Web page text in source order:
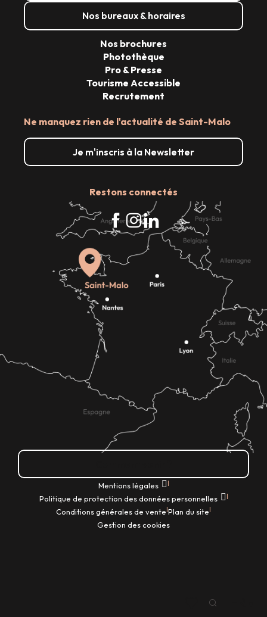
Nos bureaux & horaires
Ne manquez rien de l'actualité de Saint-Malo
Je m'inscris à la Newsletter
Restons connectés
Nos brochures
Photothèque
Pro & Presse
Tourisme Accessible
Recrutement
Mentions légales |
Politique de protection des données personnelles |
Conditions générales de vente|Plan du site|
Gestion des cookies